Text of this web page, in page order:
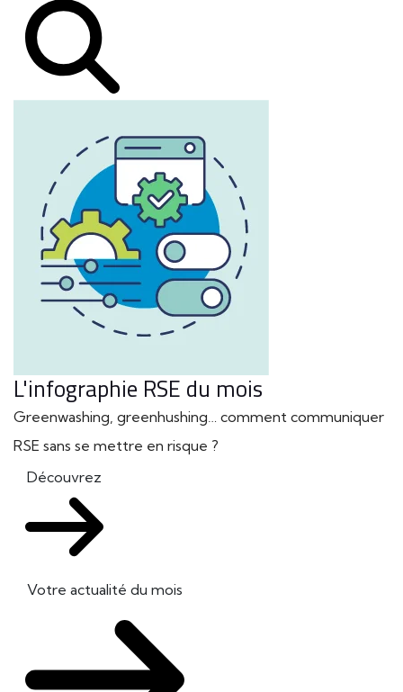
L'infographie RSE du mois
Greenwashing, greenhushing… comment communiquer
RSE sans se mettre en risque ?
Découvrez
Votre actualité du mois